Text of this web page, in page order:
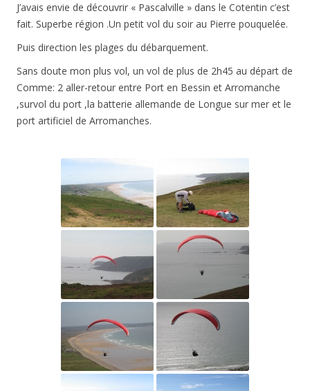
J’avais envie de découvrir « Pascalville » dans le Cotentin c’est
fait. Superbe région .Un petit vol du soir au Pierre pouquelée.
Puis direction les plages du débarquement.
Sans doute mon plus vol, un vol de plus de 2h45 au départ de
Comme: 2 aller-retour entre Port en Bessin et Arromanche
,survol du port ,la batterie allemande de Longue sur mer et le
port artificiel de Arromanches.